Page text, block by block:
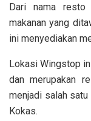
Dari nama
makanan yang
ini menyediakan
Lokasi Wingstop
dan merupakan
menjadi salah
Kokas.